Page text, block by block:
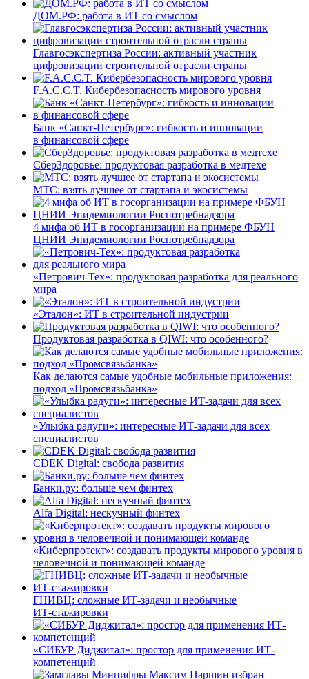
ДОМ.РФ: работа в ИТ со смыслом
Главгосэкспертиза России: активный участник
цифровизации строительной отрасли страны
F.A.C.C.T. Кибербезопасность мирового уровня
Банк «Санкт-Петербург»: гибкость и инновации
в финансовой сфере
СберЗдоровье: продуктовая разработка в медтехе
МТС: взять лучшее от стартапа и экосистемы
4 мифа об ИТ в госорганизации на примере ФБУН
ЦНИИ Эпидемиологии Роспотребнадзора
«Петрович-Тех»: продуктовая разработка для реального
мира
«Эталон»: ИТ в строительной индустрии
Продуктовая разработка в QIWI: что особенного?
Как делаются самые удобные мобильные приложения:
подход «Промсвязьбанка»
«Улыбка радуги»: интересные ИТ-задачи для всех
специалистов
CDEK Digital: свобода развития
Банки.ру: больше чем финтех
Alfa Digital: нескучный финтех
«Киберпротект»: создавать продукты мирового уровня в
человечной и понимающей команде
ГНИВЦ: сложные ИТ‑задачи и необычные
ИТ‑стажировки
«СИБУР Диджитал»: простор для применения ИТ-
компетенций